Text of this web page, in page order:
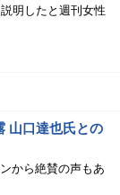
明したと週刊女性
山口達也氏との
から絶賛の声もあ